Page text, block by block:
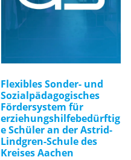
Flexibles Sonder- und
Sozialpädagogisches
Fördersystem für
erziehungshilfebedürftig
e Schüler an der Astrid-
Lindgren-Schule des
Kreises Aachen